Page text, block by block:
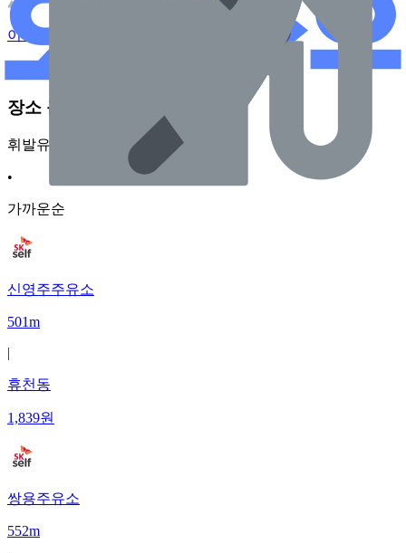
이 주유소의 사장님이신가요?
장소 근처 주유소
휘발유
•
가까운순
신영주주유소
501m
|
휴천동
1,839원
쌍용주유소
552m